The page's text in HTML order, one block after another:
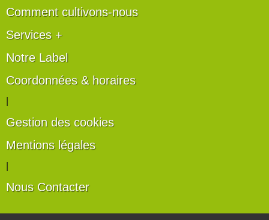
Comment cultivons-nous
Services +
Notre Label
Coordonnées & horaires
Gestion des cookies
Mentions légales
Nous Contacter